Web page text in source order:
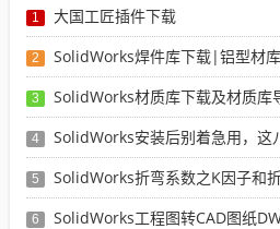
1 大国工匠插件下载
2 SolidWorks焊件库下载|铝型材库下载
3 SolidWorks材质库下载及材质库
4 SolidWorks安装后别着急用，这八个重要
5 SolidWorks折弯系数之K因子和
6 SolidWorks工程图转CAD图纸DWG格式映